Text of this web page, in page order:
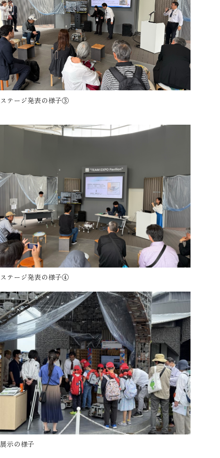
ステージ発表の様子③
ステージ発表の様子④
展示の様子